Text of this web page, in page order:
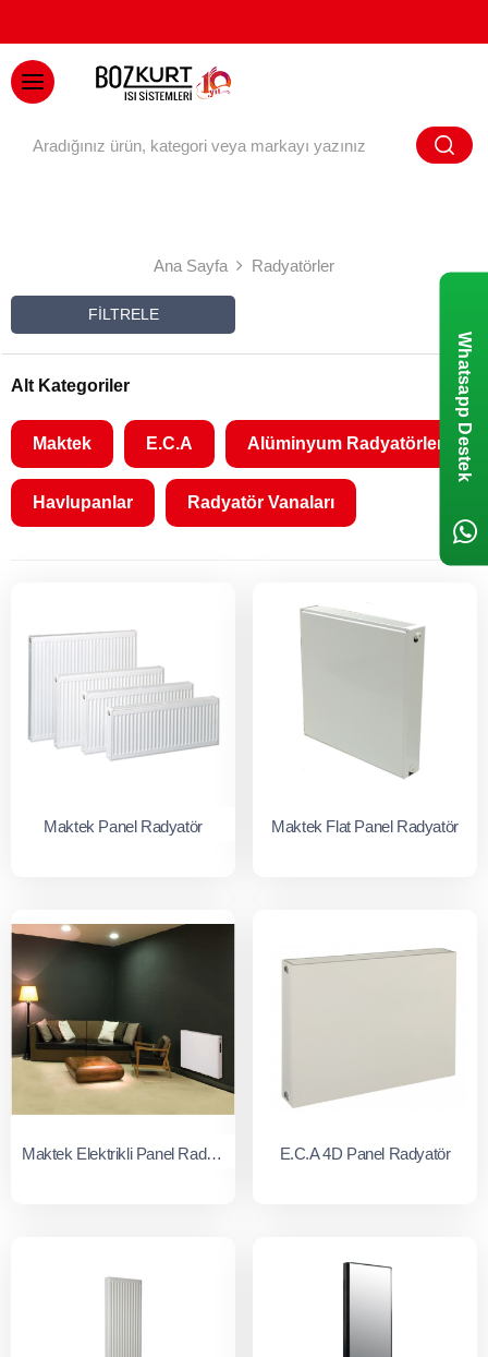
Ana Sayfa Radyatörler
FILTRELE
Alt Kategoriler
Maktek E.C.A Alüminyum Radyatörler
Havlupanlar Radyatör Vanaları
Maktek Panel Radyatör Maktek Flat Panel Radyatör
Maktek Elektrikli Panel Radyatör E.C.A 4D Panel Radyatör
Whatsapp Destek